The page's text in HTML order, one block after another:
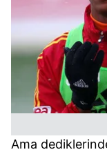
Ama